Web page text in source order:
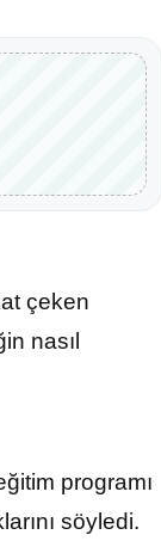
çeken
nasıl
programı
söyledi.